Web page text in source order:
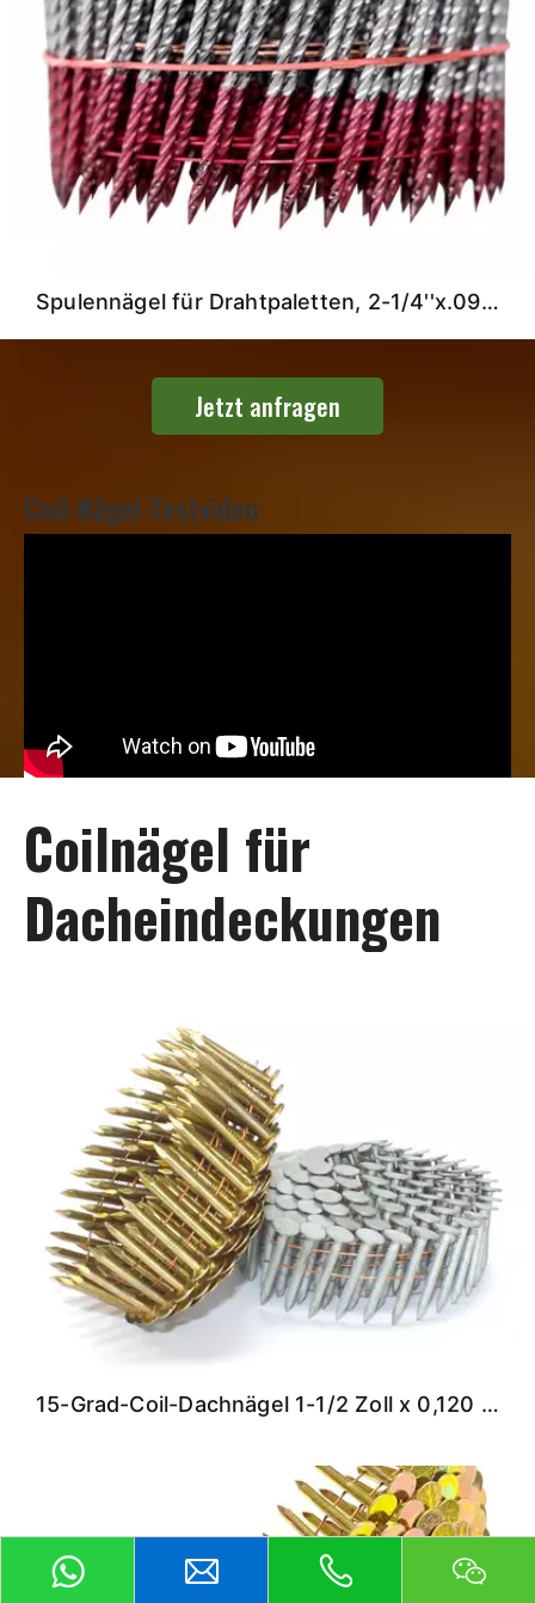
Spulennägel für Drahtpaletten, 2-1/4''x.099'', rote Beschichtung
Jetzt anfragen
Coil-Nägel-Testvideo
Coilnägel für
Dacheindeckungen
15-Grad-Coil-Dachnägel 1-1/2 Zoll x 0,120 Zoll.